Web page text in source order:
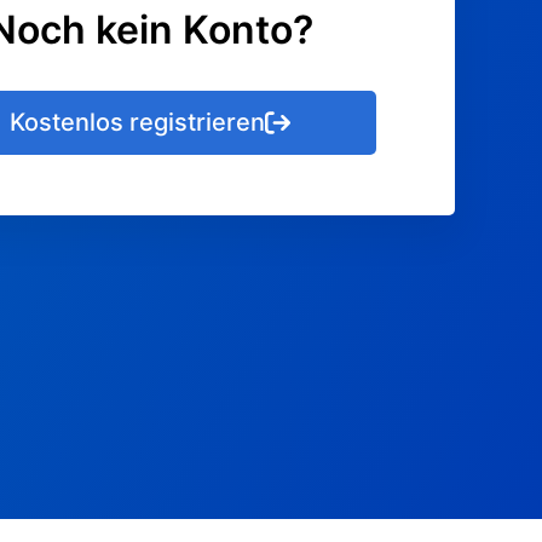
kein Konto?
Kostenlos registrieren